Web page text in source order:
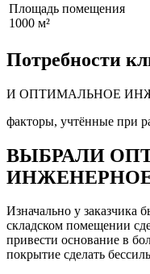
Площадь помещения
1000 м²
Потребности
И ОПТИМАЛЬНОЕ
факторы, учтённые при
ВЫБРАЛИ
Изначально у заказчика
складском помещении
привести основание в
покрытие сделать